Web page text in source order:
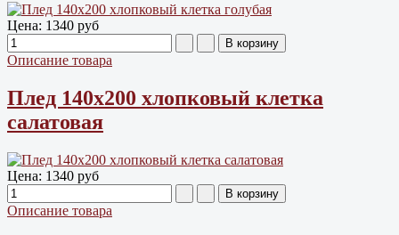
Цена: 1340 руб
Описание товара
Плед 140х200 хлопковый клетка
салатовая
Цена: 1340 руб
Описание товара